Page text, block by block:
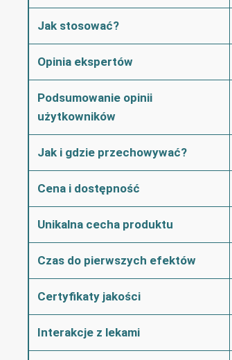
Jak stosować?
Opinia ekspertów
Podsumowanie opinii
użytkowników
Jak i gdzie przechowywać?
Cena i dostępność
Unikalna cecha produktu
Czas do pierwszych efektów
Certyfikaty jakości
Interakcje z lekami